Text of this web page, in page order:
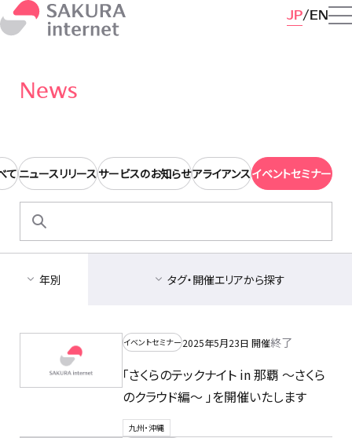
JP EN
News
てニュースリリースサービスのお知らせアライアンスイベントセミナー
年別 タグ・開催エリアから探す
イベントセミナー2025年5月23日 開催終了
「さくらのテックナイト in 那覇 〜さくら
のクラウド編〜 」を開催いたします
九州・沖縄